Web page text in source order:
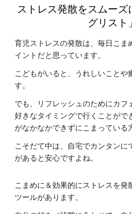
ストレス発散をスムー
グリスト」
育児ストレスの発散は、毎日こま
イントだと思っています。
こどもがいると、うれしいことや
す。
でも、リフレッシュのためにカフ
好きなタイミングで行くことがで
がなかなかできずにこまっている
こそだて中は、自宅でカンタンに
があると安心ですよね。
こまめに＆効果的にストレスを発
ツールがあります。